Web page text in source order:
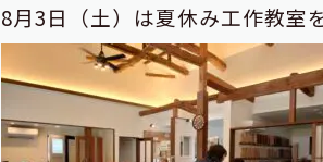
8月3日（土）は夏休み工作教室